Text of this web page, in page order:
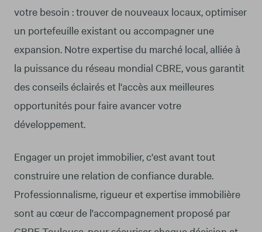
votre besoin : trouver de nouveaux locaux, optimiser
un portefeuille existant ou accompagner une
expansion. Notre expertise du marché local, alliée à
la puissance du réseau mondial CBRE, vous garantit
des conseils éclairés et l'accès aux meilleures
opportunités pour faire avancer votre
développement.
Engager un projet immobilier, c'est avant tout
construire une relation de confiance durable.
Professionnalisme, rigueur et expertise immobilière
sont au cœur de l'accompagnement proposé par